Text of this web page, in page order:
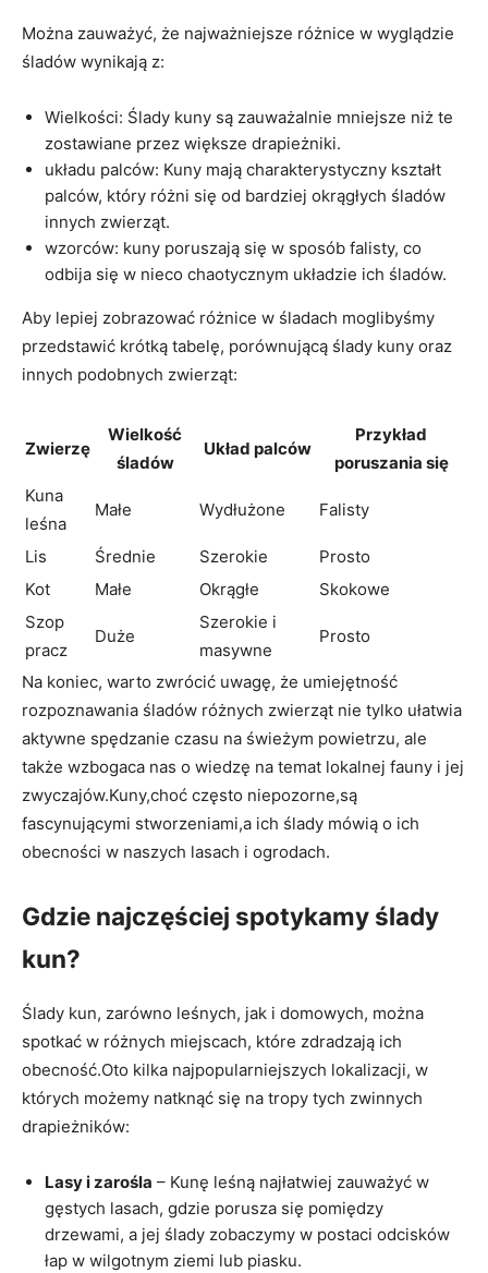
Można zauważyć, że najważniejsze różnice w wyglądzie
śladów wynikają z:
Wielkości: Ślady kuny są zauważalnie mniejsze niż te
zostawiane przez większe drapieżniki.
układu palców: Kuny mają charakterystyczny kształt
palców, który różni się od bardziej okrągłych śladów
innych zwierząt.
wzorców: kuny poruszają się w sposób falisty, co
odbija się w nieco chaotycznym układzie ich śladów.
Aby lepiej zobrazować różnice w śladach moglibyśmy
przedstawić krótką tabelę, porównującą ślady kuny oraz
innych podobnych zwierząt:
Zwierzę
Wielkość
śladów
Układ palców
Przykład
poruszania się
Kuna
leśna
Małe Wydłużone Falisty
Lis Średnie Szerokie
Prosto
Kot
Małe Okrągłe
Skokowe
Szop
pracz
Duże
Szerokie i
masywne
Prosto
Na koniec, warto zwrócić uwagę, że umiejętność
rozpoznawania śladów różnych zwierząt nie tylko ułatwia
aktywne spędzanie czasu na świeżym powietrzu, ale
także wzbogaca nas o wiedzę na temat lokalnej fauny i jej
zwyczajów.Kuny,choć często niepozorne,są
fascynującymi stworzeniami,a ich ślady mówią o ich
obecności w naszych lasach i ogrodach.
Gdzie najczęściej spotykamy ślady
kun?
Ślady kun, zarówno leśnych, jak i domowych, można
spotkać w różnych miejscach, które zdradzają ich
obecność.Oto kilka najpopularniejszych lokalizacji, w
których możemy natknąć się na tropy tych zwinnych
drapieżników:
Lasy i zarośla – Kunę leśną najłatwiej zauważyć w
gęstych lasach, gdzie porusza się pomiędzy
drzewami, a jej ślady zobaczymy w postaci odcisków
łap w wilgotnym ziemi lub piasku.